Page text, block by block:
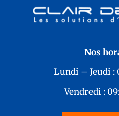
Nos
Lundi – Jeudi :
Vendredi :